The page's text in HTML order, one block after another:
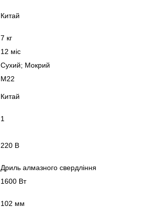
Китай
7 кг
12 міс
Сухий; Мокрий
М22
Китай
1
220 В
Дриль алмазного свердління
1600 Вт
102 мм